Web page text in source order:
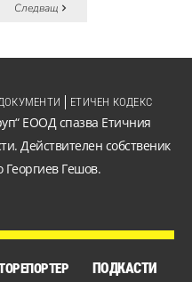
Следващ
ЕООД спазва Етичния
Действителен собственик
Георгиев Гешов.
ЕТИЧЕН КОДЕКС
ПОДКАСТИ